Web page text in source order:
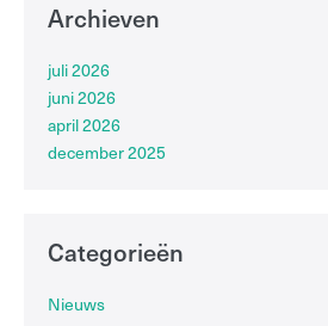
Archieven
juli 2026
juni 2026
april 2026
december 2025
Categorieën
Nieuws